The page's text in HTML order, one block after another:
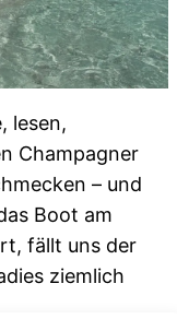
lesen,
Champagner
– und
Boot am
fällt uns der
ziemlich